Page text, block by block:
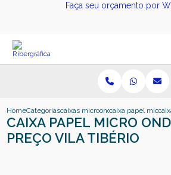
Faça seu orçamento por
HomeCategoriascaixas microonduladascaixa papel micro
CAIXA PAPEL MICRO
PREÇO VILA TIBÉRIO